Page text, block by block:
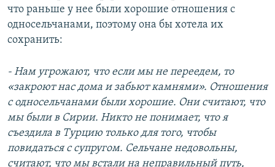
что раньше у нее были хорошие отношения с
односельчанами, поэтому она бы хотела их
сохранить:
- Нам угрожают, что если мы не переедем, то
«закроют нас дома и забьют камнями». Отношения
с односельчанами были хорошие. Они считают, что
мы были в Сирии. Никто не понимает, что я
съездила в Турцию только для того, чтобы
повидаться с супругом. Сельчане недовольны,
считают, что мы встали на неправильный путь,